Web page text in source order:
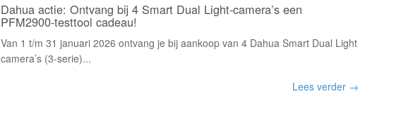
Dahua actie: Ontvang bij 4 Smart Dual Light-camera’s een
PFM2900-testtool cadeau!
Van 1 t/m 31 januari 2026 ontvang je bij aankoop van 4 Dahua Smart Dual Light
camera’s (3-serie)...
Lees verder →